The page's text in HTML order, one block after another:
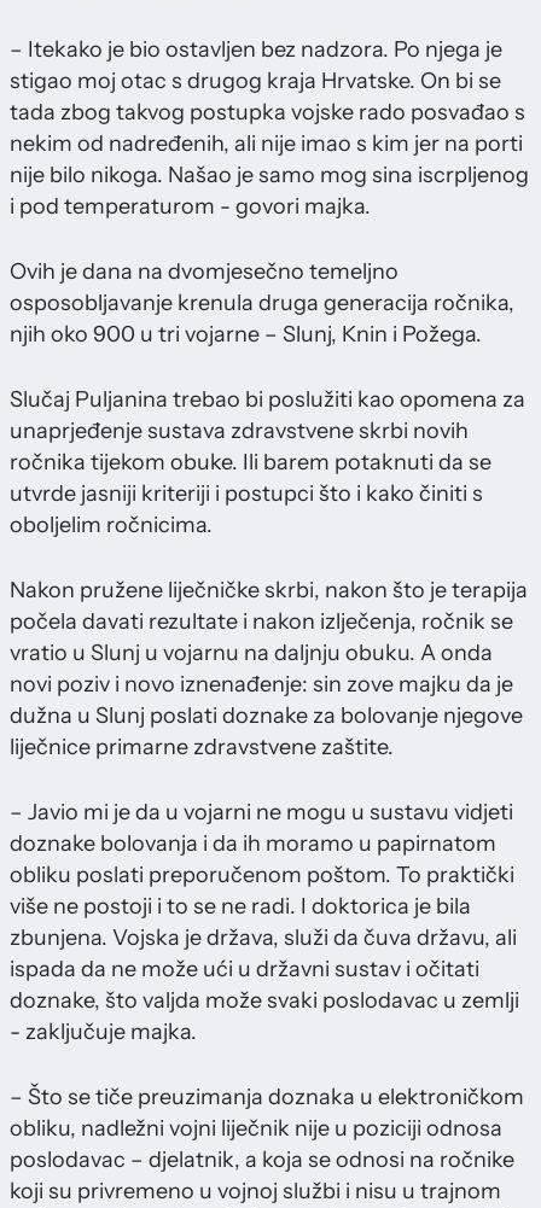
– Itekako je bio ostavljen bez nadzora. Po njega je
stigao moj otac s drugog kraja Hrvatske. On bi se
tada zbog takvog postupka vojske rado posvađao s
nekim od nadređenih, ali nije imao s kim jer na porti
nije bilo nikoga. Našao je samo mog sina iscrpljenog
i pod temperaturom - govori majka.
Ovih je dana na dvomjesečno temeljno
osposobljavanje krenula druga generacija ročnika,
njih oko 900 u tri vojarne – Slunj, Knin i Požega.
Slučaj Puljanina trebao bi poslužiti kao opomena za
unaprjeđenje sustava zdravstvene skrbi novih
ročnika tijekom obuke. Ili barem potaknuti da se
utvrde jasniji kriteriji i postupci što i kako činiti s
oboljelim ročnicima.
Nakon pružene liječničke skrbi, nakon što je terapija
počela davati rezultate i nakon izlječenja, ročnik se
vratio u Slunj u vojarnu na daljnju obuku. A onda
novi poziv i novo iznenađenje: sin zove majku da je
dužna u Slunj poslati doznake za bolovanje njegove
liječnice primarne zdravstvene zaštite.
– Javio mi je da u vojarni ne mogu u sustavu vidjeti
doznake bolovanja i da ih moramo u papirnatom
obliku poslati preporučenom poštom. To praktički
više ne postoji i to se ne radi. I doktorica je bila
zbunjena. Vojska je država, služi da čuva državu, ali
ispada da ne može ući u državni sustav i očitati
doznake, što valjda može svaki poslodavac u zemlji
- zaključuje majka.
– Što se tiče preuzimanja doznaka u elektroničkom
obliku, nadležni vojni liječnik nije u poziciji odnosa
poslodavac – djelatnik, a koja se odnosi na ročnike
koji su privremeno u vojnoj službi i nisu u trajnom